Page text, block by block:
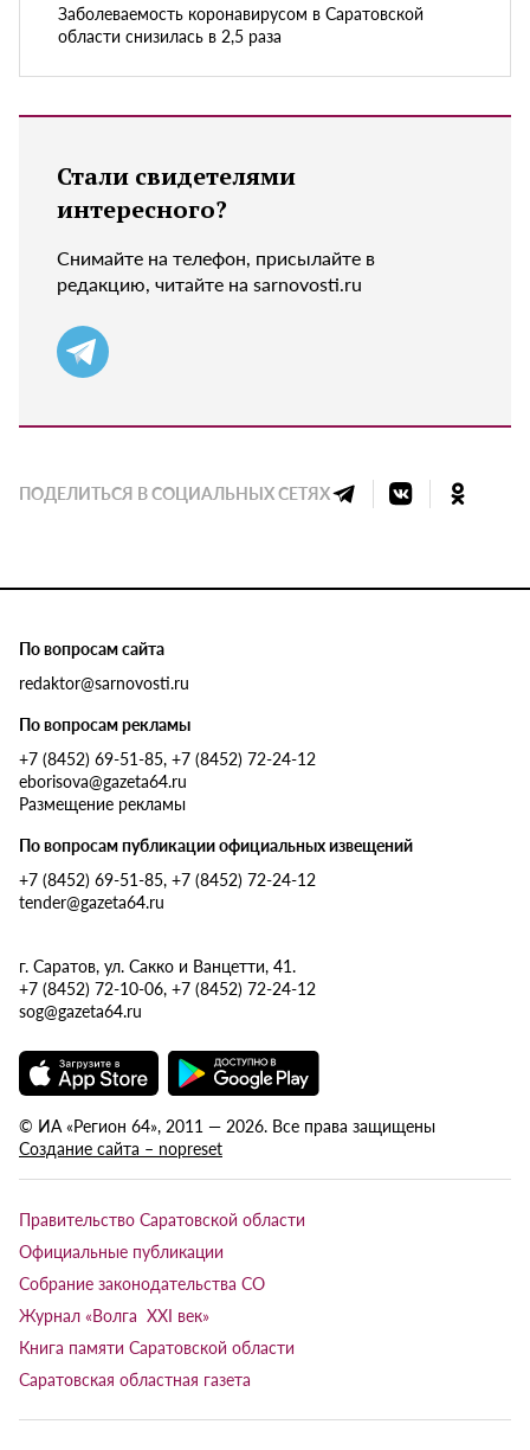
Заболеваемость коронавирусом в Саратовской
области снизилась в 2,5 раза
Стали свидетелями
интересного?
Снимайте на телефон, присылайте в
редакцию, читайте на sarnovosti.ru
ПОДЕЛИТЬСЯ В СОЦИАЛЬНЫХ СЕТЯХ
По вопросам сайта
redaktor@sarnovosti.ru
По вопросам рекламы
+7 (8452) 69-51-85, +7 (8452) 72-24-12
eborisova@gazeta64.ru
Размещение рекламы
По вопросам публикации официальных извещений
+7 (8452) 69-51-85, +7 (8452) 72-24-12
tender@gazeta64.ru
г. Саратов, ул. Сакко и Ванцетти, 41.
+7 (8452) 72-10-06, +7 (8452) 72-24-12
sog@gazeta64.ru
© ИА «Регион 64», 2011 — 2026. Все права защищены
Создание сайта – nopreset
Правительство Саратовской области
Официальные публикации
Собрание законодательства СО
Журнал «Волга XXI век»
Книга памяти Саратовской области
Саратовская областная газета